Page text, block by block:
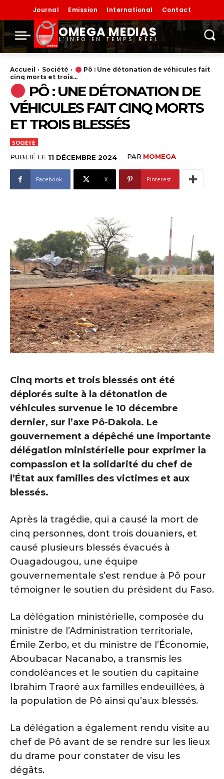
Journal Emission International Contact
OMEGA MEDIAS
L'INFO EN TEMPS RÉEL
Accueil Société
Pô : Une détonation de véhicules fait
cinq morts et trois...
PÔ : UNE DÉTONATION DE
VÉHICULES FAIT CINQ MORTS
ET TROIS BLESSÉS
SOCIÉTÉ
PUBLIÉ LE 11 DÉCEMBRE 2024 PAR MOMEGA
Facebook X Pinterest
Cinq morts et trois blessés ont été
déplorés suite à la détonation de
véhicules survenue le 10 décembre
dernier, sur l’axe Pô-Dakola. Le
gouvernement a dépêché une importante
délégation ministérielle pour exprimer la
compassion et la solidarité du chef de
l’État aux familles des victimes et aux
blessés.
Après la tragédie, qui a causé la mort de
cinq personnes, dont trois douaniers, et
causé plusieurs blessés évacués à
Ouagadougou, une équipe
gouvernementale s’est rendue à Pô pour
témoigner le soutien du président du Faso.
La délégation ministérielle, composée du
ministre de l’Administration territoriale,
Émile Zerbo, et du ministre de l’Économie,
Aboubacar Nacanabo, a transmis les
condoléances et le soutien du capitaine
Ibrahim Traoré aux familles endeuillées, à
la population de Pô ainsi qu’aux blessés.
La délégation a également rendu visite au
chef de Pô avant de se rendre sur les lieux
du drame pour constater de visu les
dégâts.